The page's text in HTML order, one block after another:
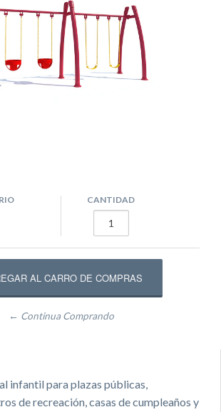
CANTIDAD
← Continua Comprando
infantil para plazas públicas,
de recreación, casas de cumpleaños y